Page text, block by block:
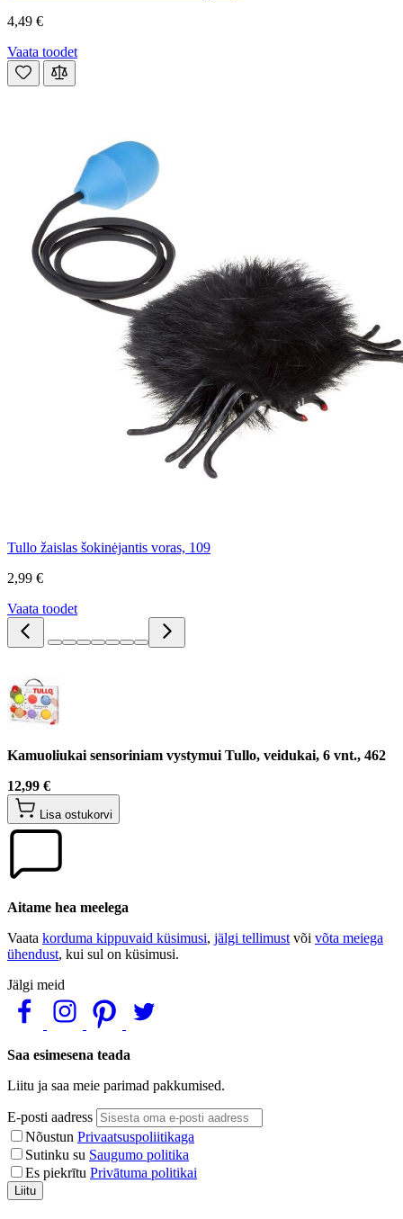
4,49 €
Vaata toodet
Tullo žaislas šokinėjantis voras, 109
2,99 €
Vaata toodet
Kamuoliukai sensoriniam vystymui Tullo, veidukai, 6 vnt., 462
12,99 €
Lisa ostukorvi
Aitame hea meelega
Vaata korduma kippuvaid küsimusi, jälgi tellimust või võta meiega
ühendust, kui sul on küsimusi.
Jälgi meid
Saa esimesena teada
Liitu ja saa meie parimad pakkumised.
E-posti aadress
Nõustun Privaatsuspoliitikaga
Sutinku su Saugumo politika
Es piekrītu Privātuma politikai
Liitu